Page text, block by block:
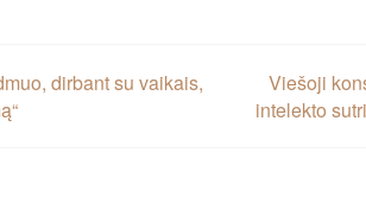
dirbant su vaikais,
Viešoji
intelekto